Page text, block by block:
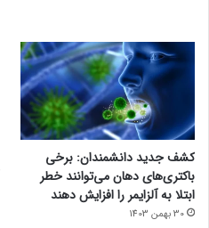
کشف جدید دانشمندان: برخی
باکتری‌های دهان می‌توانند خطر
ابتلا به آلزایمر را افزایش دهند
30 بهمن 1403